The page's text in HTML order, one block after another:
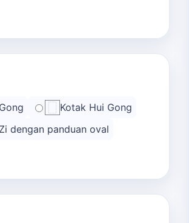
Kotak Hui Gong
dengan panduan oval